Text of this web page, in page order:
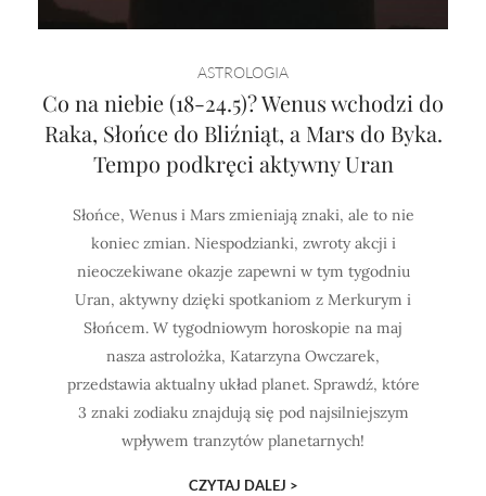
ASTROLOGIA
Co na niebie (18-24.5)? Wenus wchodzi do
Raka, Słońce do Bliźniąt, a Mars do Byka.
Tempo podkręci aktywny Uran
Słońce, Wenus i Mars zmieniają znaki, ale to nie
koniec zmian. Niespodzianki, zwroty akcji i
nieoczekiwane okazje zapewni w tym tygodniu
Uran, aktywny dzięki spotkaniom z Merkurym i
Słońcem. W tygodniowym horoskopie na maj
nasza astrolożka, Katarzyna Owczarek,
przedstawia aktualny układ planet. Sprawdź, które
3 znaki zodiaku znajdują się pod najsilniejszym
wpływem tranzytów planetarnych!
CZYTAJ DALEJ >